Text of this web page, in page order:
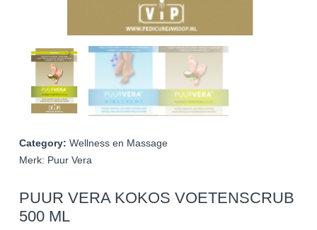
Category: Wellness en Massage
Merk: Puur Vera
PUUR VERA KOKOS VOETENSCRUB
500 ML